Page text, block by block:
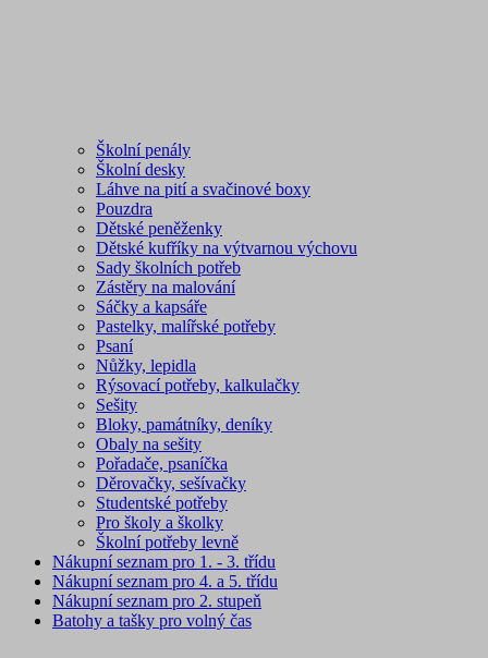
Školní penály
Školní desky
Láhve na pití a svačinové boxy
Pouzdra
Dětské peněženky
Dětské kufříky na výtvarnou výchovu
Sady školních potřeb
Zástěry na malování
Sáčky a kapsáře
Pastelky, malířské potřeby
Psaní
Nůžky, lepidla
Rýsovací potřeby, kalkulačky
Sešity
Bloky, památníky, deníky
Obaly na sešity
Pořadače, psaníčka
Děrovačky, sešívačky
Studentské potřeby
Pro školy a školky
Školní potřeby levně
Nákupní seznam pro 1. - 3. třídu
Nákupní seznam pro 4. a 5. třídu
Nákupní seznam pro 2. stupeň
Batohy a tašky pro volný čas